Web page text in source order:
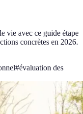
vie avec ce guide étape
concrètes en 2026.
#évaluation des